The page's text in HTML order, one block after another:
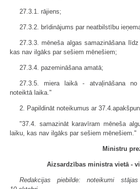
27.3.1. rājiens;
27.3.2. brīdinājums par neatbilstību
27.3.3. mēneša algas samazināšana
kas nav ilgāks par sešiem mēnešiem;
27.3.4. pazemināšana amatā;
27.3.5. miera laikā - atvaļināšana
noteiktā laika."
2. Papildināt noteikumus ar
"37.4. samazināt karavīram mēneša
laiku, kas nav ilgāks par sešiem mēnešiem."
Ministru
Aizsardzības ministra vietā -
Redakcijas piebilde: noteikumi